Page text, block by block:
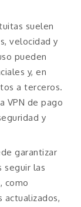
suelen
velocidad y
pueden
y, en
a terceros.
VPN de pago
y
garantizar
seguir las
como
actualizados,